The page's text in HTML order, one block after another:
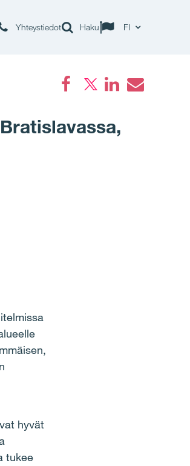
Yhteystiedot Haku FI
hyvät
tukee